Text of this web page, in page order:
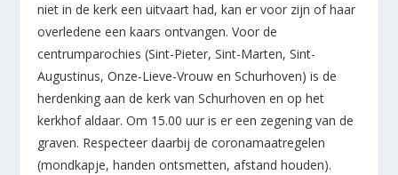
niet in de kerk een uitvaart had, kan er voor zijn of haar
overledene een kaars ontvangen. Voor de
centrumparochies (Sint-Pieter, Sint-Marten, Sint-
Augustinus, Onze-Lieve-Vrouw en Schurhoven) is de
herdenking aan de kerk van Schurhoven en op het
kerkhof aldaar. Om 15.00 uur is er een zegening van de
graven. Respecteer daarbij de coronamaatregelen
(mondkapje, handen ontsmetten, afstand houden).